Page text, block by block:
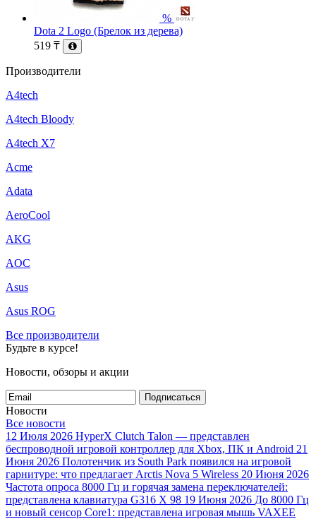
%
Dota 2 Logo (Брелок из дерева)
519 ₸
Производители
A4tech
A4tech Bloody
A4tech X7
Acme
Adata
AeroCool
AKG
AOC
Asus
Asus ROG
Все производители
Будьте в курсе!
Новости, обзоры и акции
Подписаться
Новости
Все новости
12 Июля 2026 HyperX Clutch Talon — представлен
беспроводной игровой контроллер для Xbox, ПК и Android 21
Июня 2026 Полотенчик из South Park появился на игровой
гарнитуре: что предлагает Arctis Nova 5 Wireless 20 Июня 2026
Частота опроса 8000 Гц и горячая замена переключателей:
представлена клавиатура G316 X 98 19 Июня 2026 До 8000 Гц
и новый сенсор Core1: представлена игровая мышь VAXEE